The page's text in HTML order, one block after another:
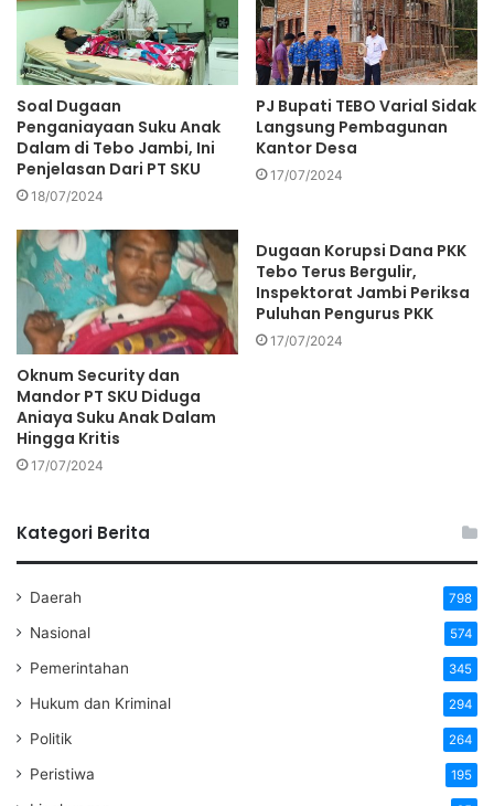
Soal Dugaan
Penganiayaan Suku Anak
Dalam di Tebo Jambi, Ini
Penjelasan Dari PT SKU
18/07/2024
PJ Bupati TEBO Varial Sidak
Langsung Pembagunan
Kantor Desa
17/07/2024
Oknum Security dan
Mandor PT SKU Diduga
Aniaya Suku Anak Dalam
Hingga Kritis
17/07/2024
Dugaan Korupsi Dana PKK
Tebo Terus Bergulir,
Inspektorat Jambi Periksa
Puluhan Pengurus PKK
17/07/2024
Kategori Berita
Daerah 798
Nasional 574
Pemerintahan 345
Hukum dan Kriminal 294
Politik 264
Peristiwa 195